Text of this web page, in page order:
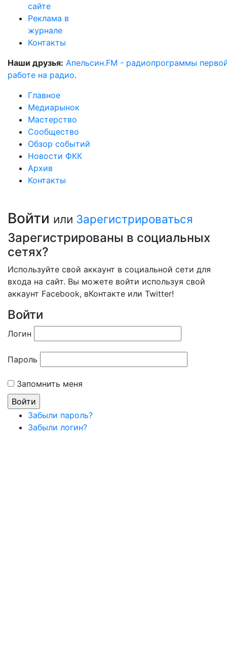
сайте
Реклама в
журнале
Контакты
Наши друзья: Апельсин.FM - радиопрограммы
работе на радио.
Главное
Медиарынок
Мастерство
Сообщество
Обзор событий
Новости ФКК
Архив
Контакты
Войти или Зарегистрироваться
Зарегистрированы в социальных
сетях?
Используйте свой аккаунт в социальной сети для
входа на сайт. Вы можете войти используя свой
аккаунт Facebook, вКонтакте или Twitter!
Войти
Логин
Пароль
Запомнить меня
Забыли пароль?
Забыли логин?